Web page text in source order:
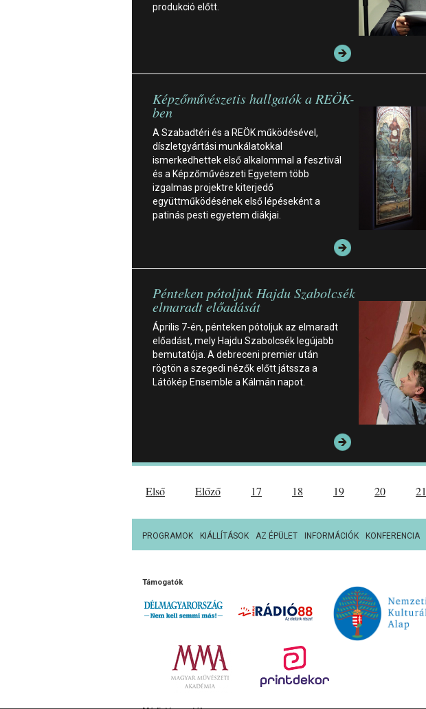
produkció előtt.
Képzőművészetis hallgatók a REÖK-
ben
A Szabadtéri és a REÖK működésével,
díszletgyártási munkálatokkal
ismerkedhettek első alkalommal a fesztivál
és a Képzőművészeti Egyetem több
izgalmas projektre kiterjedő
együttműködésének első lépéseként a
patinás pesti egyetem diákjai.
Pénteken pótoljuk Hajdu Szabolcsék
elmaradt előadását
Április 7-én, pénteken pótoljuk az elmaradt
előadást, mely Hajdu Szabolcsék legújabb
bemutatója. A debreceni premier után
rögtön a szegedi nézők előtt játssza a
Látókép Ensemble a Kálmán napot.
Első Előző 17 18 19 20 21
PROGRAMOK KIÁLLÍTÁSOK AZ ÉPÜLET INFORMÁCIÓK KONFERENCIA
Támogatók